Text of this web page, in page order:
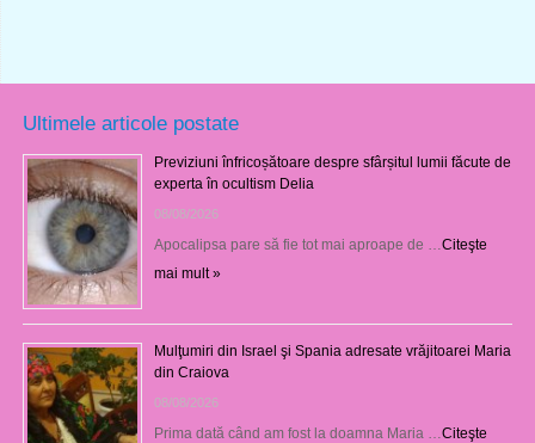
Ultimele articole postate
Previziuni înfricoșătoare despre sfârșitul lumii făcute de
experta în ocultism Delia
08/08/2026
Apocalipsa pare să fie tot mai aproape de … Citeşte
mai mult »
Mulţumiri din Israel şi Spania adresate vrăjitoarei Maria
din Craiova
08/08/2026
Prima dată când am fost la doamna Maria … Citeşte